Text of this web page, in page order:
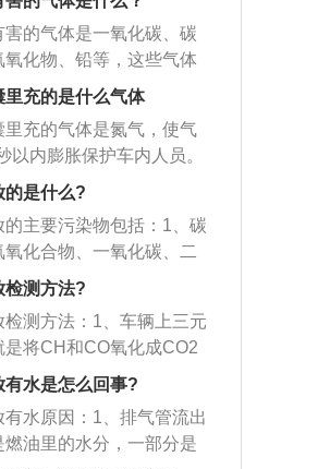
响生物的灭绝。
危害是形成光化学烟
的碳氢化合物和氮氧化
下发生化学反应，生成
中的其它成分结合就形
。其对健康的危害主要表
，引起红眼病；刺激鼻、
部，引起慢性呼吸系统
雾能使树木枯死，农作
能降低大气的能见度，妨
、乘车时与气囊保持合适
止在气囊的前方、上方或
；4、禁止擅自改变安全
边布置。
内部零件的磨损；4、启动
要循序渐进逐渐的加
排放量的节能环保汽车；
用私家车。汽车尾气排放
是：1、三元催化器的失
器故障；3、汽油品质太
感器故障；6、蓄电池亏
发动机积碳。
的气体是一氧化碳、碳
化物、铅等，这些气体
染，对人体也是有害处
污染问题日益严重，全球
台了更加严格的排放法规
的排放。汽车的发动机
时是已经经过处理的，
内是有三元催化器的。三
用来净化尾气的。三元催
要经过三元催化器，尾
化器后，有害气体的含量
里充的是什么气体
里充的气体是氮气，使气
以内膨胀保护车内人员。
是汽车被动安全性保护
汽车的安全带相互配合使
客提供有效的防撞保护，
汽车在发生交通事故时，
以减少头部受伤率，头
减少25%左右。一般在发
全气囊的充电需要0.003
带束缚的同时，及时弹
内人员，安全气囊弹开的
公里每小时，以足够快
的是什么?
主要污染物包括：1、碳
化合物、一氧化碳、二
粒还有重金属化合物、
烟和油雾、气味有甲醛
，每千辆汽车每天排放的
公斤，碳氢化合物200-4
合物50-150公斤；3、美
车等机动车污染源排放的
污染物总量的90%。
检测方法?
测方法：1、车辆上三元
是将CH和CO氧化成CO2
还原成N2，所以它尾气
键。三元催化容易出现积
、失效，积碳堵塞是可逆
清洗来恢复活性，而中毒
有水是怎么回事?
水原因：1、排气管流出
燃油里的水分，一部分是